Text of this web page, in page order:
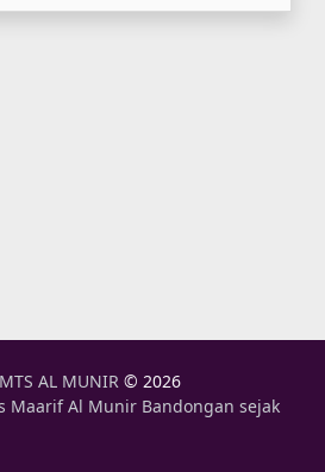
AL MUNIR © 2026
Maarif Al Munir Bandongan sejak